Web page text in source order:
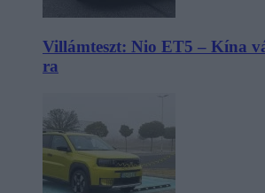
Villámteszt: Nio ET5 – Kína
ra